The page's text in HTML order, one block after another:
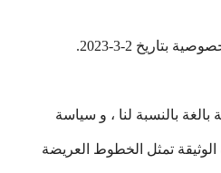
2-3-2023.
بالغة بالنسبة لنا ، و سياسة
تمثل الخطوط العريضة